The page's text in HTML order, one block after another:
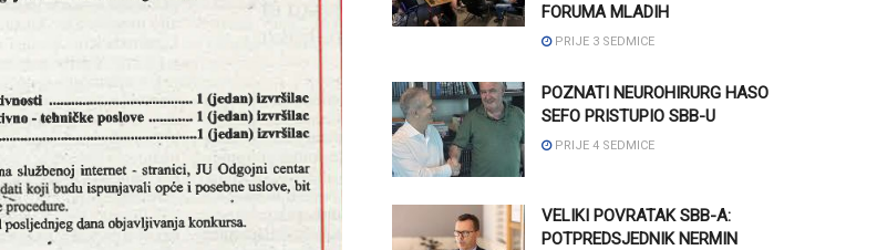
FORUMA MLADIH
PRIJE 3 SEDMICE
POZNATI NEUROHIRURG HASO
SEFO PRISTUPIO SBB-U
PRIJE 4 SEDMICE
VELIKI POVRATAK SBB-A:
POTPREDSJEDNIK NERMIN